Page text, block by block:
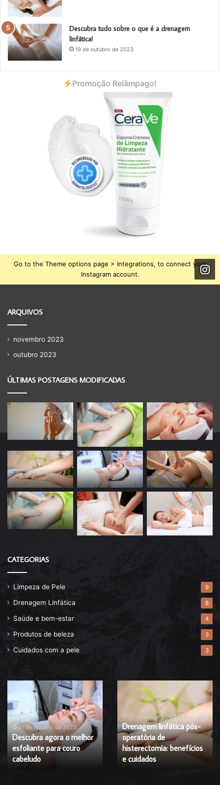
Descubra tudo sobre o que é a drenagem
linfática!
19 de outubro de 2023
Promoção Relâmpago!
Go to the Theme options page > Integrations, to connect your
Instagram account.
ARQUIVOS
novembro 2023
outubro 2023
ÚLTIMAS POSTAGENS MODIFICADAS
CATEGORIAS
Limpeza de Pele 9
Drenagem Linfática 8
Saúde e bem-estar 4
Produtos de beleza 3
Cuidados com a pele 3
Descubra
o
melhor
esfoliante
para
couro
cabeludo
21 de outubro de 2023
Descubra agora o melhor
esfoliante para couro
cabeludo
Drenagem
operatória
de
histerectomia:
benefícios
27 de outubro de 2023
Drenagem linfática pós-
operatória de
histerectomia: benefícios
e cuidados